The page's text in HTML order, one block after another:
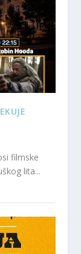
filmske
lita...